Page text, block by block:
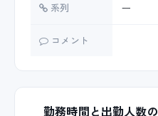
系列 ー
コメント
勤務時間と出勤人数の